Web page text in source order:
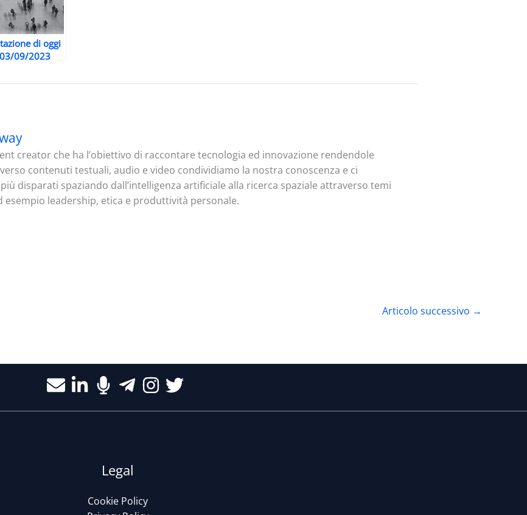
di oggi
09/2023
creator che ha l’obiettivo di raccontare tecnologia ed innovazione rendendole
contenuti testuali, audio e video condividiamo la nostra conoscenza e ci
disparati spaziando dall’intelligenza artificiale alla ricerca spaziale attraverso temi
esempio leadership, etica e produttività personale.
Articolo successivo →
Legal
Cookie Policy